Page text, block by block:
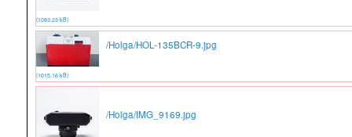
(1083.23 kB)
/Holga/HOL-135BCR-9.jpg
(1015.16 kB)
/Holga/IMG_9169.jpg